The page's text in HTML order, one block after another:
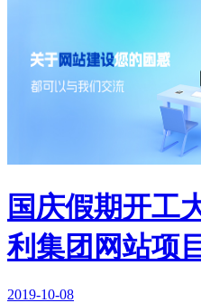
国庆假期开工
利集团网站项目
2019-10-08